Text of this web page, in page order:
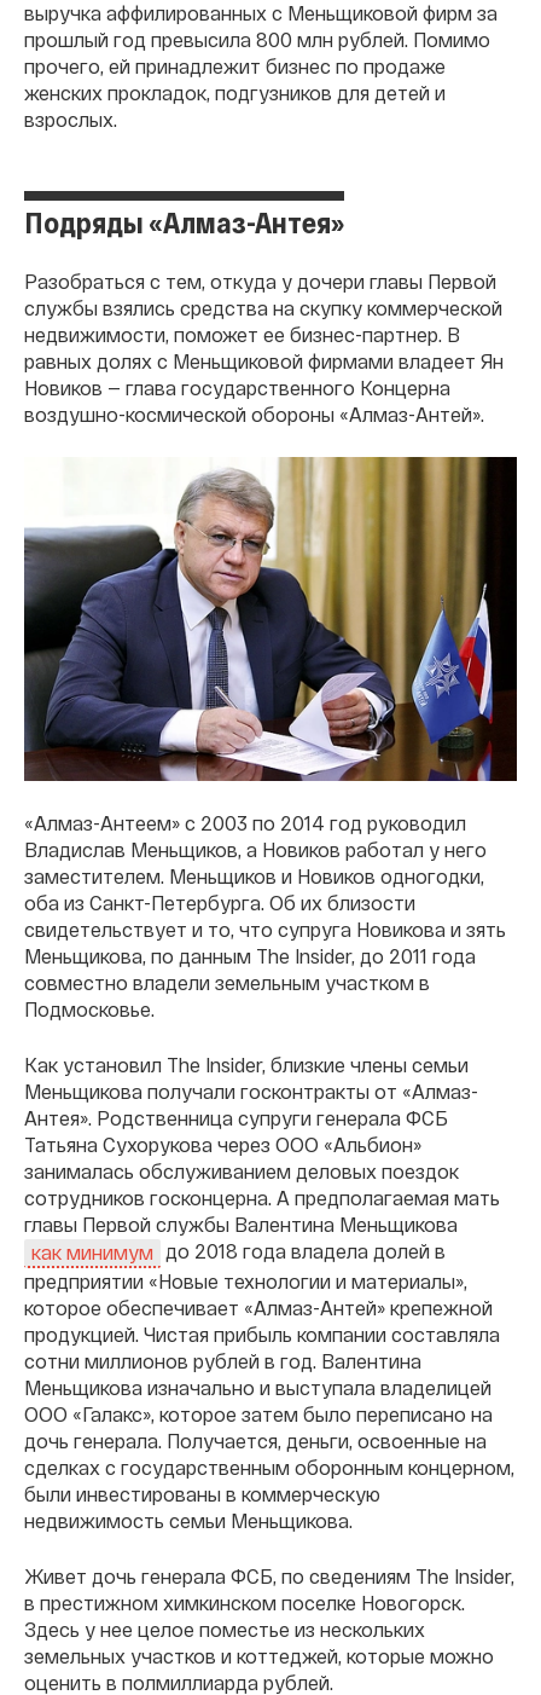
выручка аффилированных с Меньщиковой фирм за
прошлый год превысила 800 млн рублей. Помимо
прочего, ей принадлежит бизнес по продаже
женских прокладок, подгузников для детей и
взрослых.
Подряды «Алмаз-Антея»
Разобраться с тем, откуда у дочери главы Первой
службы взялись средства на скупку коммерческой
недвижимости, поможет ее бизнес-партнер. В
равных долях с Меньщиковой фирмами владеет Ян
Новиков — глава государственного Концерна
воздушно-космической обороны «Алмаз-Антей».
«Алмаз-Антеем» с 2003 по 2014 год руководил
Владислав Меньщиков, а Новиков работал у него
заместителем. Меньщиков и Новиков одногодки,
оба из Санкт-Петербурга. Об их близости
свидетельствует и то, что супруга Новикова и зять
Меньщикова, по данным The Insider, до 2011 года
совместно владели земельным участком в
Подмосковье.
Как установил The Insider, близкие члены семьи
Меньщикова получали госконтракты от «Алмаз-
Антея». Родственница супруги генерала ФСБ
Татьяна Сухорукова через ООО «Альбион»
занималась обслуживанием деловых поездок
сотрудников госконцерна. А предполагаемая мать
главы Первой службы Валентина Меньщикова
как минимум
до 2018 года владела долей в
предприятии «Новые технологии и материалы»,
которое обеспечивает «Алмаз-Антей» крепежной
продукцией. Чистая прибыль компании составляла
сотни миллионов рублей в год. Валентина
Меньщикова изначально и выступала владелицей
ООО «Галакс», которое затем было переписано на
дочь генерала. Получается, деньги, освоенные на
сделках с государственным оборонным концерном,
были инвестированы в коммерческую
недвижимость семьи Меньщикова.
Живет дочь генерала ФСБ, по сведениям The Insider,
в престижном химкинском поселке Новогорск.
Здесь у нее целое поместье из нескольких
земельных участков и коттеджей, которые можно
оценить в полмиллиарда рублей.